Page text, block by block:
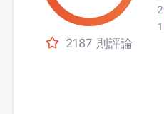
2187 則評論
2
1